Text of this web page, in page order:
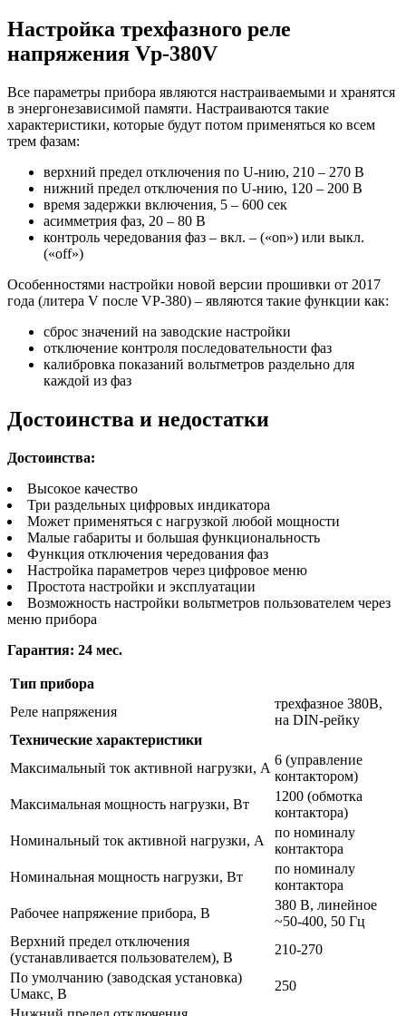
Настройка трехфазного реле
напряжения Vp-380V
Все параметры прибора являются настраиваемыми и хранятся
в энергонезависимой памяти. Настраиваются такие
характеристики, которые будут потом применяться ко всем
трем фазам:
верхний предел отключения по U-нию, 210 – 270 В
нижний предел отключения по U-нию, 120 – 200 В
время задержки включения, 5 – 600 сек
асимметрия фаз, 20 – 80 В
контроль чередования фаз – вкл. – («on») или выкл.
(«off»)
Особенностями настройки новой версии прошивки от 2017
года (литера V после VP-380) – являются такие функции как:
сброс значений на заводские настройки
отключение контроля последовательности фаз
калибровка показаний вольтметров раздельно для
каждой из фаз
Достоинства и недостатки
Достоинства:
Высокое качество
Три раздельных цифровых индикатора
Может применяться с нагрузкой любой мощности
Малые габариты и большая функциональность
Функция отключения чередования фаз
Настройка параметров через цифровое меню
Простота настройки и эксплуатации
Возможность настройки вольтметров пользователем через
меню прибора
Гарантия: 24 мес.
Тип прибора
Реле напряжения
трехфазное 380В,
на DIN-рейку
Технические характеристики
Максимальный ток активной нагрузки, А
6 (управление
контактором)
Максимальная мощность нагрузки, Вт
1200 (обмотка
контактора)
Номинальный ток активной нагрузки, А
по номиналу
контактора
Номинальная мощность нагрузки, Вт
по номиналу
контактора
Рабочее напряжение прибора, В
380 В, линейное
~50-400, 50 Гц
Верхний предел отключения
(устанавливается пользователем), В
210-270
По умолчанию (заводская установка)
Uмакс, В
250